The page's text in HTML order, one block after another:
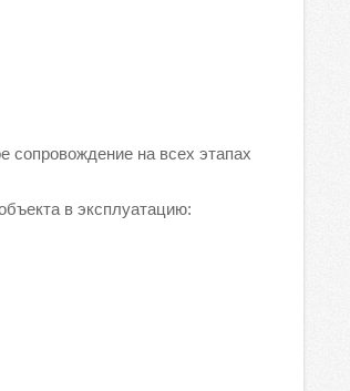
сопровождение на всех этапах
в эксплуатацию: